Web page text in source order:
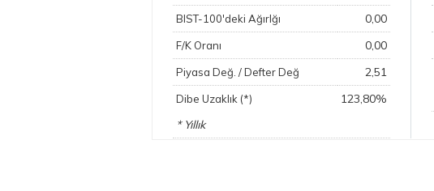
BIST-100'deki Ağırlğı 0,00
F/K Oranı 0,00
Piyasa Değ. / Defter Değ 2,51
Dibe Uzaklık (*)
123,80%
* Yıllık